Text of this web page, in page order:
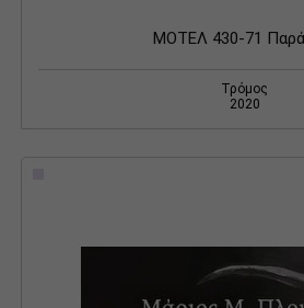
ΜΟΤΕΛ 430-71
Τρόμος
2020